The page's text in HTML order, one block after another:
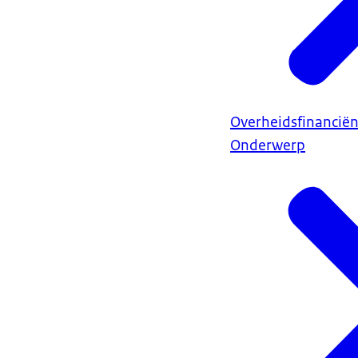
Overheidsfinanciën
Onderwerp